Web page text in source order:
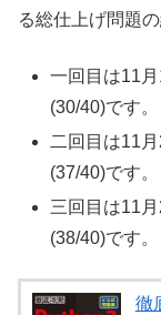
る総仕上げ問題の
一回目は11
(30/40)です。
二回目は11
(37/40)です。
三回目は11
(38/40)です。
徹